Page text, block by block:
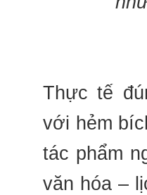
Thực tế
với hẻm
tác phẩm
văn hóa –